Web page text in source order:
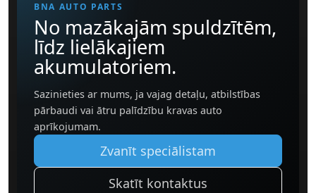
BNA AUTO PARTS
No mazākajām spuldzītēm,
līdz lielākajiem
akumulatoriem.
Sazinieties ar mums, ja vajag detaļu, atbilstības
pārbaudi vai ātru palīdzību kravas auto
aprīkojumam.
Zvanīt speciālistam
Skatīt kontaktus